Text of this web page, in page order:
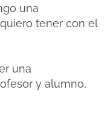
una
tener con el
una
y alumno,